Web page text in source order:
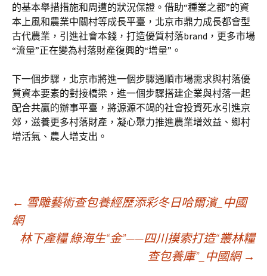
的基本舉措措施和周遭的狀況保證。借助“種業之都”的資
本上風和農業中關村等成長平臺，北京市鼎力成長都會型
古代農業，引進社會本錢，打造優質村落brand，更多市場
“流量”正在變為村落財產復興的“增量”。
下一個步驟，北京市將進一個步驟通順市場需求與村落優
質資本要素的對接橋梁，進一個步驟搭建企業與村落一起
配合共贏的辦事平臺，將源源不竭的社會投資死水引進京
郊，滋養更多村落財產，凝心聚力推進農業增效益、鄉村
增活氣、農人增支出。
文
章
← 雪雕藝術查包養經歷添彩冬日哈爾濱_中國
網
林下產糧 綠海生“金”——四川摸索打造“叢林糧
查包養庫”_中國網 →